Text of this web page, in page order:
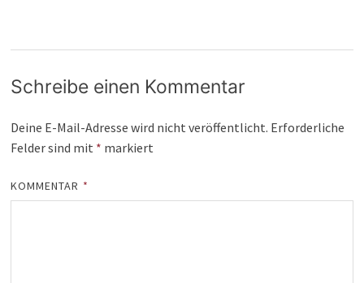
Schreibe einen Kommentar
Deine E-Mail-Adresse wird nicht veröffentlicht. Erforderliche
Felder sind mit * markiert
KOMMENTAR *